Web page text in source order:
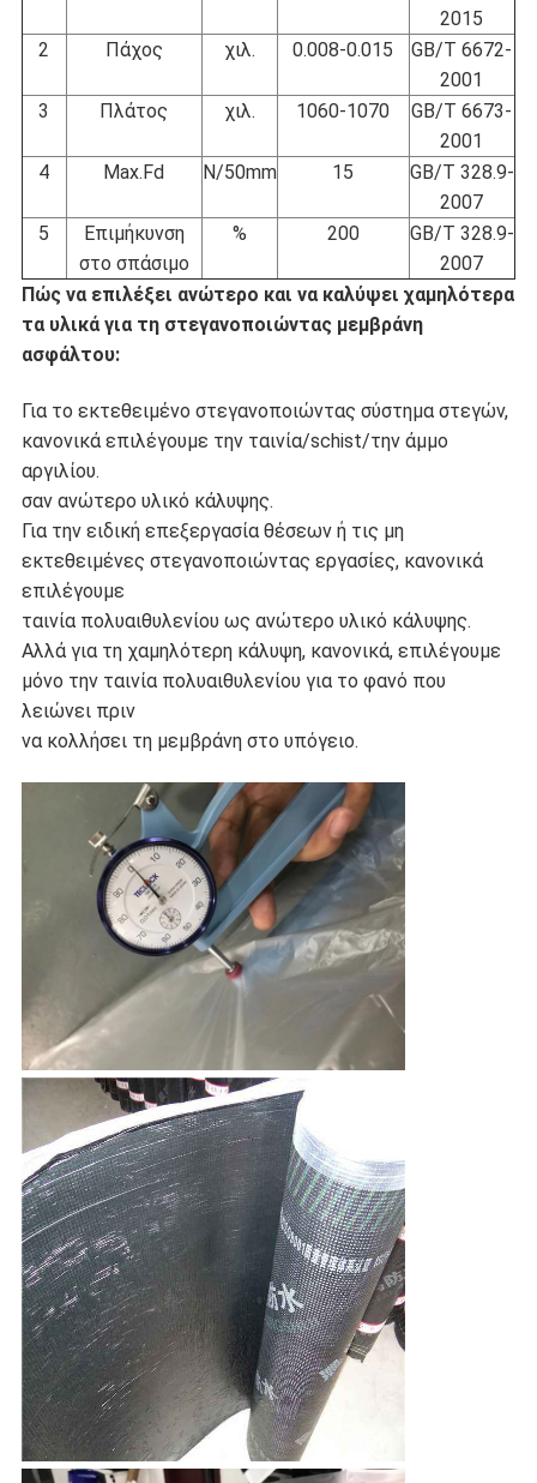
2015
2
Πάχος χιλ. 0.008-0.015
GB/T 6672-
2001
3
Πλάτος χιλ. 1060-1070
GB/T 6673-
2001
4
Max.Fd N/50mm 15
GB/T 328.9-
2007
5
Επιμήκυνση
στο σπάσιμο
% 200
GB/T 328.9-
2007
Πώς να επιλέξει ανώτερο και να καλύψει χαμηλότερα
τα υλικά για τη στεγανοποιώντας μεμβράνη
ασφάλτου:
Για το εκτεθειμένο στεγανοποιώντας σύστημα στεγών,
κανονικά επιλέγουμε την ταινία/schist/την άμμο
αργιλίου.
σαν ανώτερο υλικό κάλυψης.
Για την ειδική επεξεργασία θέσεων ή τις μη
εκτεθειμένες στεγανοποιώντας εργασίες, κανονικά
επιλέγουμε
ταινία πολυαιθυλενίου ως ανώτερο υλικό κάλυψης.
Αλλά για τη χαμηλότερη κάλυψη, κανονικά, επιλέγουμε
μόνο την ταινία πολυαιθυλενίου για το φανό που
λειώνει πριν
να κολλήσει τη μεμβράνη στο υπόγειο.